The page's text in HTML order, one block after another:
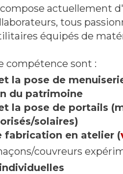
actuellement
tous
équipés de
compétence sont :
la pose de
du patrimoine
la pose de portails
solaires)
fabrication en atelier (
couvreurs